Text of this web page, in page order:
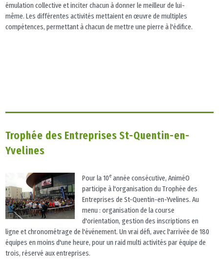
émulation collective et inciter chacun à donner le meilleur de lui-
même. Les différentes activités mettaient en œuvre de multiples
compétences, permettant à chacun de mettre une pierre à l'édifice.
Trophée des Entreprises St-Quentin-en-
Yvelines
Pour la 10e année consécutive, AniméO
participe à l'organisation du Trophée des
Entreprises de St-Quentin-en-Yvelines. Au
menu : organisation de la course
d'orientation, gestion des inscriptions en
ligne et chronométrage de l'événement. Un vrai défi, avec l'arrivée de 180
équipes en moins d'une heure, pour un raid multi activités par équipe de
trois, réservé aux entreprises.